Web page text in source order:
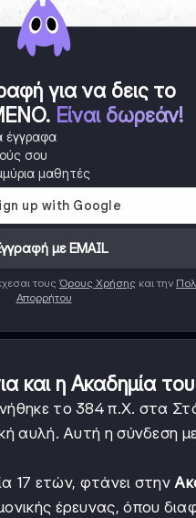
για να δεις το
. Είναι δωρεάν!
έγγραφα
σου
μαθητές
με EMAIL
τους Όρους Χρήσης και την
Απορρήτου
και η Ακαδημία
το 384 π.Χ. στα
αυλή. Αυτή η σύνδεση
17 ετών, φτάνει στην
έρευνας, όπου